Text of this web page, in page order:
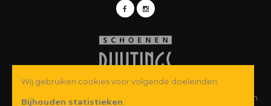
© Copyright 2026 Schoenen Ruytings BVBA. Alle rechten voorbehouden.
Wij gebruiken cookies voor volgende doeleinden:
Bijhouden statistieken